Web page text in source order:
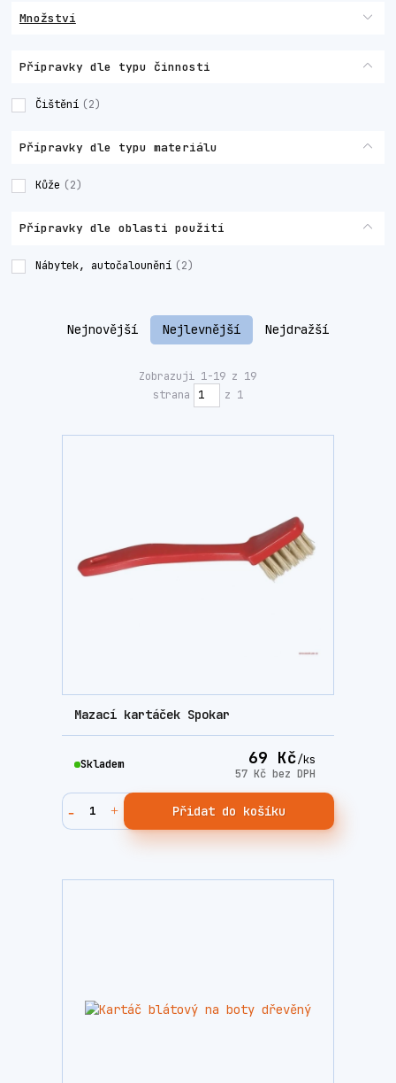
Množství
Přípravky dle typu činnosti
Čištění (2)
Přípravky dle typu materiálu
Kůže (2)
Přípravky dle oblasti použití
Nábytek, autočalounění (2)
Nejnovější Nejlevnější Nejdražší
Zobrazuji 1-19 z 19
strana
z 1
Mazací kartáček Spokar
69 Kč/ks
57 Kč bez DPH
Skladem
Přidat do košíku